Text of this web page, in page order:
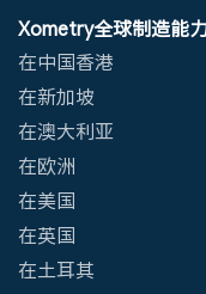
Xometry全球制造能
在中国香港
在新加坡
在澳大利亚
在欧洲
在美国
在英国
在土耳其